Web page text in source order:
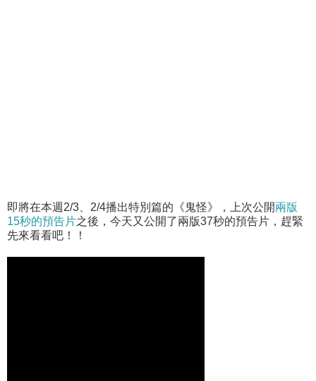
即將在本週2/3、2/4播出特別篇的《鬼怪》，上次公開兩版
15秒的預告片之後，今天又公開了兩版37秒的預告片，趕緊
先來看看吧！！